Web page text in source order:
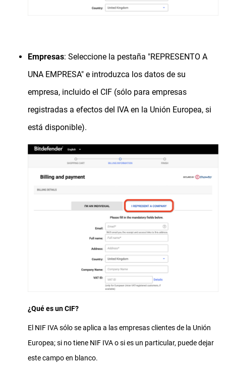
Empresas: Seleccione la pestaña "REPRESENTO A
UNA EMPRESA" e introduzca los datos de su
empresa, incluido el CIF (sólo para empresas
registradas a efectos del IVA en la Unión Europea, si
está disponible).
¿Qué es un CIF?
El NIF IVA sólo se aplica a las empresas clientes de la Unión
Europea; si no tiene NIF IVA o si es un particular, puede dejar
este campo en blanco.